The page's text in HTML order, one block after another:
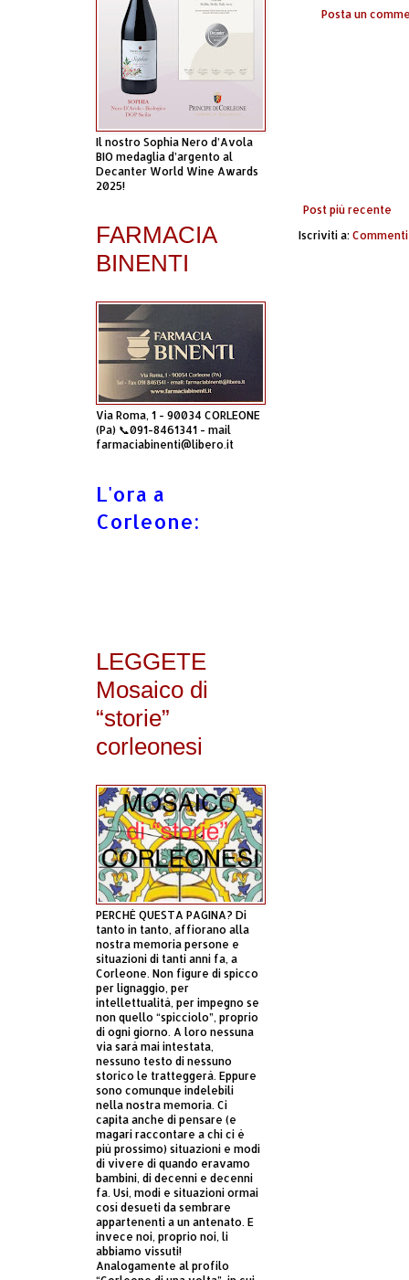
Posta un
Post più recente
Iscriviti a:
Il nostro Sophia Nero d’Avola
BIO medaglia d’argento al
Decanter World Wine Awards
2025!
FARMACIA
BINENTI
Via Roma, 1 - 90034 CORLEONE
(Pa) 📞091-8461341 - mail
farmaciabinenti@libero.it
L'ora a
Corleone:
LEGGETE
Mosaico di
“storie”
corleonesi
PERCHÈ QUESTA PAGINA? Di
tanto in tanto, affiorano alla
nostra memoria persone e
situazioni di tanti anni fa, a
Corleone. Non figure di spicco
per lignaggio, per
intellettualità, per impegno se
non quello “spicciolo”, proprio
di ogni giorno. A loro nessuna
via sarà mai intestata,
nessuno testo di nessuno
storico le tratteggerà. Eppure
sono comunque indelebili
nella nostra memoria. Ci
capita anche di pensare (e
magari raccontare a chi ci è
più prossimo) situazioni e modi
di vivere di quando eravamo
bambini, di decenni e decenni
fa. Usi, modi e situazioni ormai
così desueti da sembrare
appartenenti a un antenato. E
invece noi, proprio noi, li
abbiamo vissuti!
Analogamente al profilo